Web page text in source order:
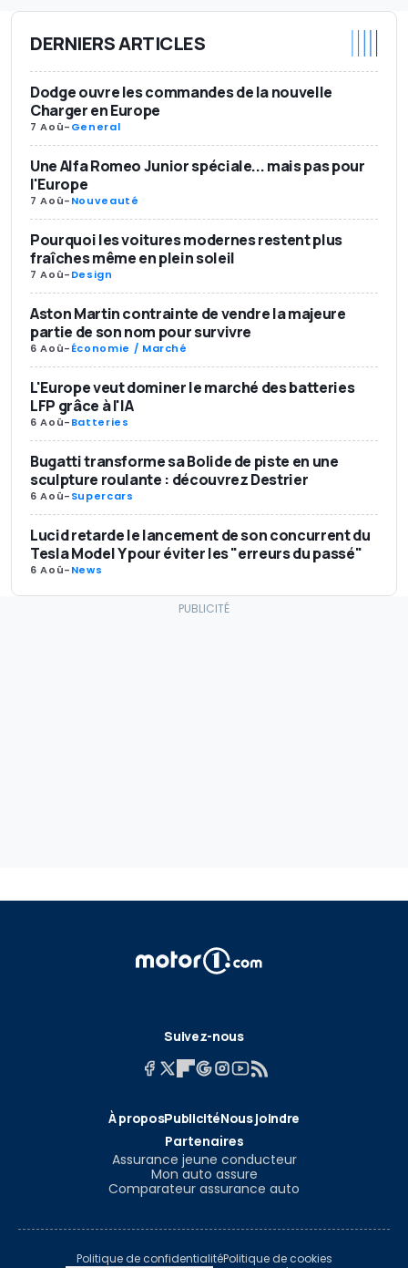
DERNIERS ARTICLES
Dodge ouvre les commandes de la nouvelle
Charger en Europe
7 Aoû-General
Une Alfa Romeo Junior spéciale... mais pas pour
l'Europe
7 Aoû-Nouveauté
Pourquoi les voitures modernes restent plus
fraîches même en plein soleil
7 Aoû-Design
Aston Martin contrainte de vendre la majeure
partie de son nom pour survivre
6 Aoû-Économie / Marché
L'Europe veut dominer le marché des batteries
LFP grâce à l'IA
6 Aoû-Batteries
Bugatti transforme sa Bolide de piste en une
sculpture roulante : découvrez Destrier
6 Aoû-Supercars
Lucid retarde le lancement de son concurrent du
Tesla Model Y pour éviter les "erreurs du passé"
6 Aoû-News
Suivez-nous
À proposPublicitéNous joindre
Partenaires
Assurance jeune conducteur
Mon auto assure
Comparateur assurance auto
Politique de confidentialitéPolitique de cookies